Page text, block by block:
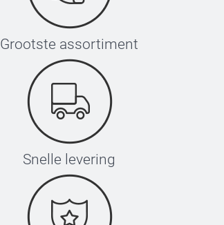
Grootste assortiment
Snelle levering